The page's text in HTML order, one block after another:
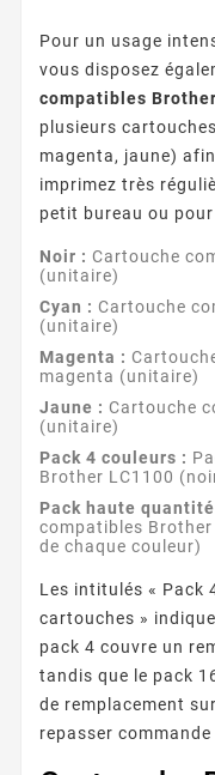
Pour un usage
vous disposez
compatibles
plusieurs
magenta, jaune)
imprimez très
petit bureau ou
Noir : Cartouche
(unitaire)
Cyan : Cartouche
(unitaire)
Magenta :
magenta (unitaire)
Jaune : Cartouche
(unitaire)
Pack 4 couleurs :
Brother LC1100
Pack haute
compatibles
de chaque couleur)
Les intitulés « Pack
cartouches »
pack 4 couvre un
tandis que le pack
de remplacement
repasser